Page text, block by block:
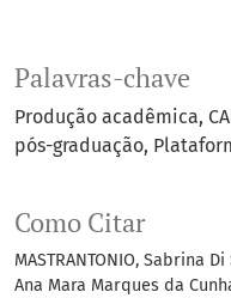
Palavras-chave
Produção acadêmica
pós-graduação
Como Citar
MASTRANTONIO, Sabrina
Ana Mara Marques da